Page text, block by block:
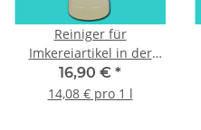
Reiniger für
Imkereiartikel in der
Waschmaschine 1,2 kg
16,90 € *
14,08 € pro 1 l